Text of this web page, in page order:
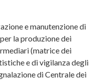
e manutenzione di
la produzione dei
(matrice dei
e di vigilanza degli
di Centrale dei